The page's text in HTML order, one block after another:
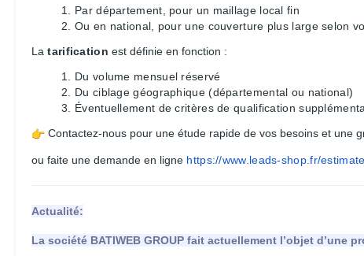
Par département, pour un maillage local fin
Ou en national, pour une couverture plus large selon
La tarification est définie en fonction :
Du volume mensuel réservé
Du ciblage géographique (départemental ou national)
Éventuellement de critères de qualification
Contactez-nous pour une étude rapide de vos besoins et une
ou faite une demande en ligne https://www.leads-shop.fr/
Actualité:
La société BATIWEB GROUP fait actuellement l’objet d’une